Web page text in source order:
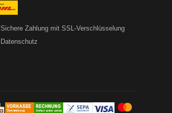
Sichere Zahlung mit SSL-Verschlüsselung
Datenschutz